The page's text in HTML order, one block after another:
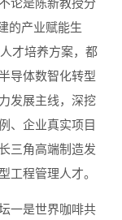
论是陈新教授分
的产业赋能生
才培养方案，都
导体数智化转型
发展主线，深挖
、企业真实项目
三角高端制造发
工程管理人才。
一是世界咖啡共